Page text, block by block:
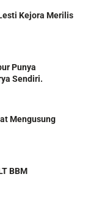
Kejora Merilis
Punya
Sendiri.
Mengusung
BBM